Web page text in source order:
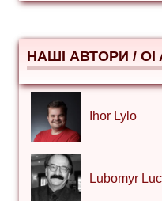
НАШІ АВТОРИ /
Ihor Lylo
Lubomyr